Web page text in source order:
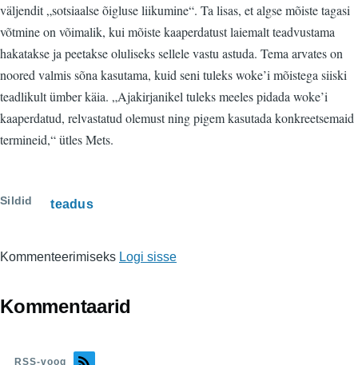
väljendit „sotsiaalse õigluse liikumine“. Ta lisas, et algse mõiste tagasi
võtmine on võimalik, kui mõiste kaaperdatust laiemalt teadvustama
hakatakse ja peetakse oluliseks sellele vastu astuda. Tema arvates on
noored valmis sõna kasutama, kuid seni tuleks woke’i mõistega siiski
teadlikult ümber käia. „Ajakirjanikel tuleks meeles pidada woke’i
kaaperdatud, relvastatud olemust ning pigem kasutada konkreetsemaid
termineid,“ ütles Mets.
Sildid teadus
Kommenteerimiseks Logi sisse
Kommentaarid
RSS-voog